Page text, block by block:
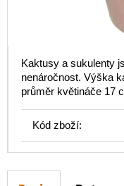
Kaktusy a sukulenty
nenáročnost. Výška
průměr květináče 17
Kód zboží: